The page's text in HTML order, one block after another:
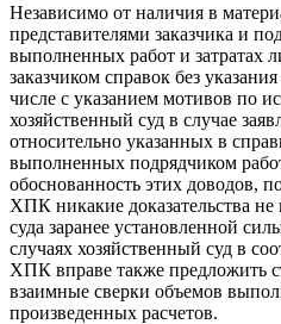
Независимо от наличия в
представителями заказчика и
выполненных работ и затратах
заказчиком справок без
числе с указанием мотивов по
хозяйственный суд в случае
относительно указанных в
выполненных подрядчиком
обоснованность этих доводов,
ХПК никакие доказательства
суда заранее установленной
случаях хозяйственный суд в
ХПК вправе также предложить
взаимные сверки объемов
произведенных расчетов.